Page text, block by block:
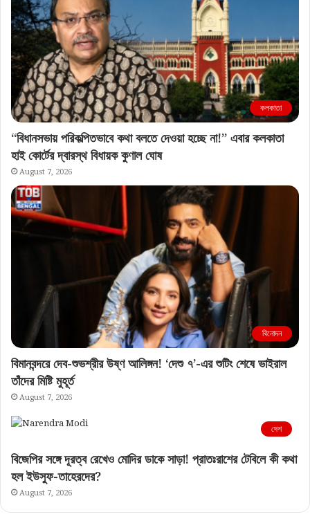
কলকাতা
“বিধানসভায় পরিকল্পিতভাবে কথা বলতে দেওয়া হচ্ছে না!” এবার কলকাতা
হাই কোর্টের দ্বারস্থ বিধায়ক কুণাল ঘোষ
August 7, 2026
বিনোদন
বিমানবন্দরে দেব-শুভশ্রীর উষ্ণ আলিঙ্গন! ‘দেশু ৭’-এর শুটিং শেষে ভাইরাল
তাঁদের মিষ্টি মুহূর্ত
August 7, 2026
দেশ
বিজেপির সঙ্গে দূরত্ব রেখেও মোদির ডাকে সাড়া! প্রাতঃরাশের টেবিলে কী কথা
হল ইউসুফ-তাহেরদের?
August 7, 2026